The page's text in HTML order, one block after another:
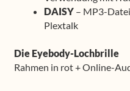
DAISY – MP3-
Plextalk
Die Eyebody-Lochbrille
Rahmen in rot + Online-